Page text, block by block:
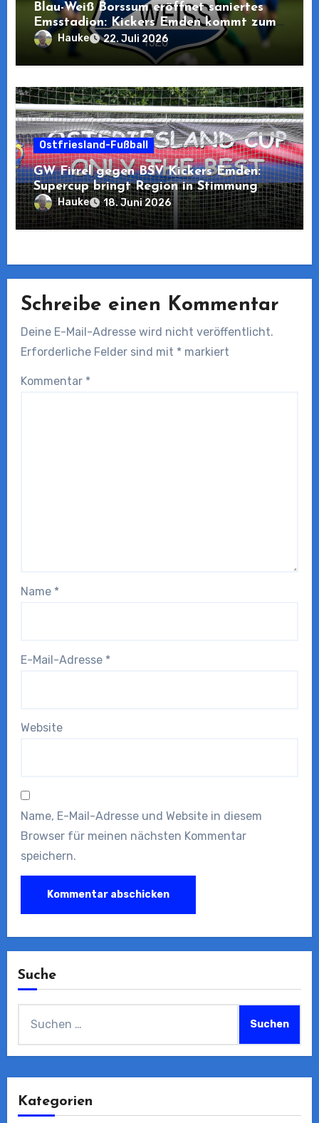
Blau-Weiß Borssum eröffnet saniertes
Emsstadion: Kickers Emden kommt zum
Pre-Opening
Hauke 22. Juli 2026
Ostfriesland-Fußball
GW Firrel gegen BSV Kickers Emden:
Supercup bringt Region in Stimmung
Hauke 18. Juni 2026
Schreibe einen Kommentar
Deine E-Mail-Adresse wird nicht veröffentlicht.
Erforderliche Felder sind mit * markiert
Kommentar *
Name *
E-Mail-Adresse *
Website
Name, E-Mail-Adresse und Website in diesem
Browser für meinen nächsten Kommentar
speichern.
Suche
nach:
Kategorien